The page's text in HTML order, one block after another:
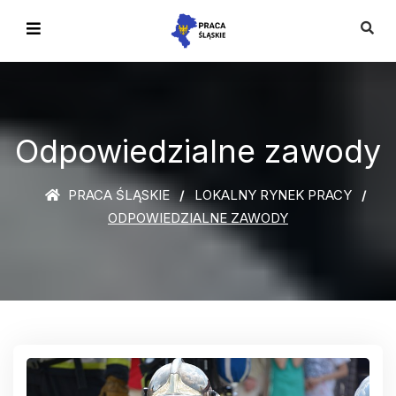
Odpowiedzialne zawody
PRACA ŚLĄSKIE
LOKALNY RYNEK PRACY
ODPOWIEDZIALNE ZAWODY